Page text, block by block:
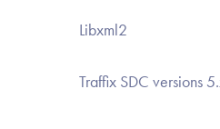
Libxml2
Traffix SDC versions